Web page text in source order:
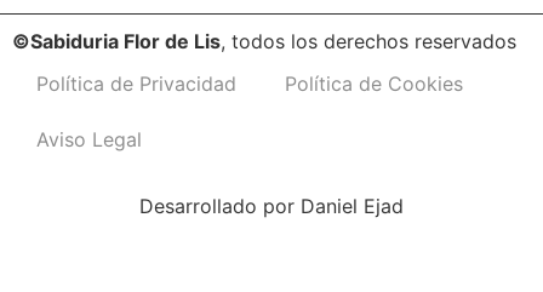
©Sabiduria Flor de Lis, todos los derechos reservados
Política de Privacidad
Política de Cookies
Aviso Legal
Desarrollado por Daniel Ejad